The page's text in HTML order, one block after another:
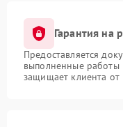
Гарантия на
Предоставляется
выполненные работы
защищает клиента от